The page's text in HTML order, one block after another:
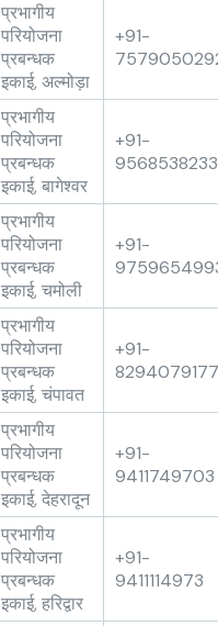
प्रभागीय
परियोजना
प्रबन्धक
इकाई, अल्मोड़ा
+91-
प्रभागीय
परियोजना
प्रबन्धक
इकाई, बागेश्वर
+91-
9568538233
प्रभागीय
परियोजना
प्रबन्धक
इकाई, चमोली
+91-
प्रभागीय
परियोजना
प्रबन्धक
इकाई, चंपावत
+91-
8294079177
प्रभागीय
परियोजना
प्रबन्धक
इकाई, देहरादून
+91-
9411749703
प्रभागीय
परियोजना
प्रबन्धक
इकाई, हरिद्वार
+91-
9411114973